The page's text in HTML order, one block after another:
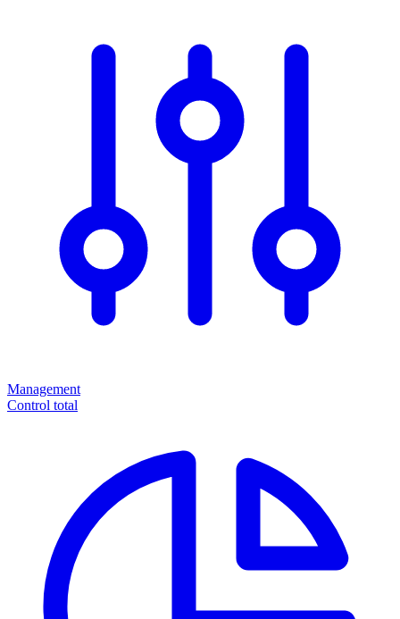
Management
Control total